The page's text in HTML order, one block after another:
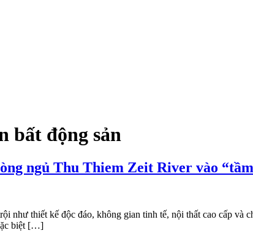
bất động sản
ngủ Thu Thiem Zeit River vào
như thiết kế độc đáo, không gian tinh tế, nội thất cao cấp
biệt […]